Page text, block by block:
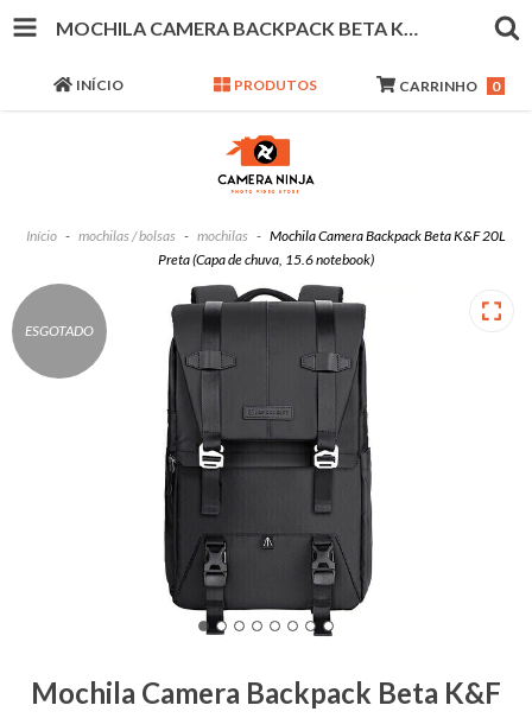
MOCHILA CAMERA BACKPACK BETA K&F 20L PRETA (CAPA DE CHUVA, 15.6 NOTEBOOK)
INÍCIO PRODUTOS CARRINHO 0
Início - mochilas / bolsas - mochilas - Mochila Camera Backpack Beta K&F 20L
Preta (Capa de chuva, 15.6 notebook)
ESGOTADO
Mochila Camera Backpack Beta K&F